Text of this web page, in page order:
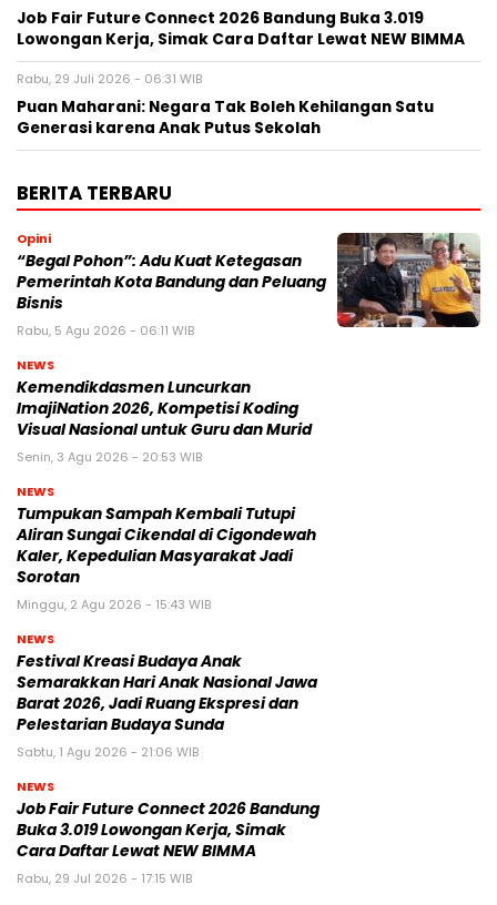
Job Fair Future Connect 2026 Bandung Buka 3.019
Lowongan Kerja, Simak Cara Daftar Lewat NEW BIMMA
Rabu, 29 Juli 2026 - 06:31 WIB
Puan Maharani: Negara Tak Boleh Kehilangan Satu
Generasi karena Anak Putus Sekolah
BERITA TERBARU
Opini
“Begal Pohon”: Adu Kuat Ketegasan
Pemerintah Kota Bandung dan Peluang
Bisnis
Rabu, 5 Agu 2026 - 06:11 WIB
NEWS
Kemendikdasmen Luncurkan
ImajiNation 2026, Kompetisi Koding
Visual Nasional untuk Guru dan Murid
Senin, 3 Agu 2026 - 20:53 WIB
NEWS
Tumpukan Sampah Kembali Tutupi
Aliran Sungai Cikendal di Cigondewah
Kaler, Kepedulian Masyarakat Jadi
Sorotan
Minggu, 2 Agu 2026 - 15:43 WIB
NEWS
Festival Kreasi Budaya Anak
Semarakkan Hari Anak Nasional Jawa
Barat 2026, Jadi Ruang Ekspresi dan
Pelestarian Budaya Sunda
Sabtu, 1 Agu 2026 - 21:06 WIB
NEWS
Job Fair Future Connect 2026 Bandung
Buka 3.019 Lowongan Kerja, Simak
Cara Daftar Lewat NEW BIMMA
Rabu, 29 Jul 2026 - 17:15 WIB